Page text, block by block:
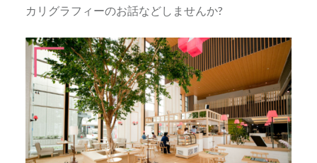
カリグラフィーのお話などしませんか?